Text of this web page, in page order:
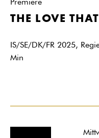
Premiere
THE LOVE
IS/SE/DK/FR 2025,
Min